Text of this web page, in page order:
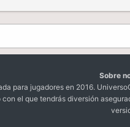
Sobre
para jugadores en 2016.
el que tendrás diversión